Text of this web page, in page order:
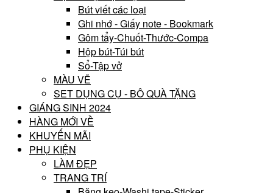
Bút viết các loại
Ghi nhớ - Giấy note - Bookmark
Gôm tẩy-Chuốt-Thước-Compa
Hộp bút-Túi bút
Sổ-Tập vở
MÀU VẼ
SET DỤNG CỤ - BÔ QUÀ TẶNG
GIÁNG SINH 2024
HÀNG MỚI VỀ
KHUYẾN MÃI
PHỤ KIỆN
LÀM ĐẸP
TRANG TRÍ